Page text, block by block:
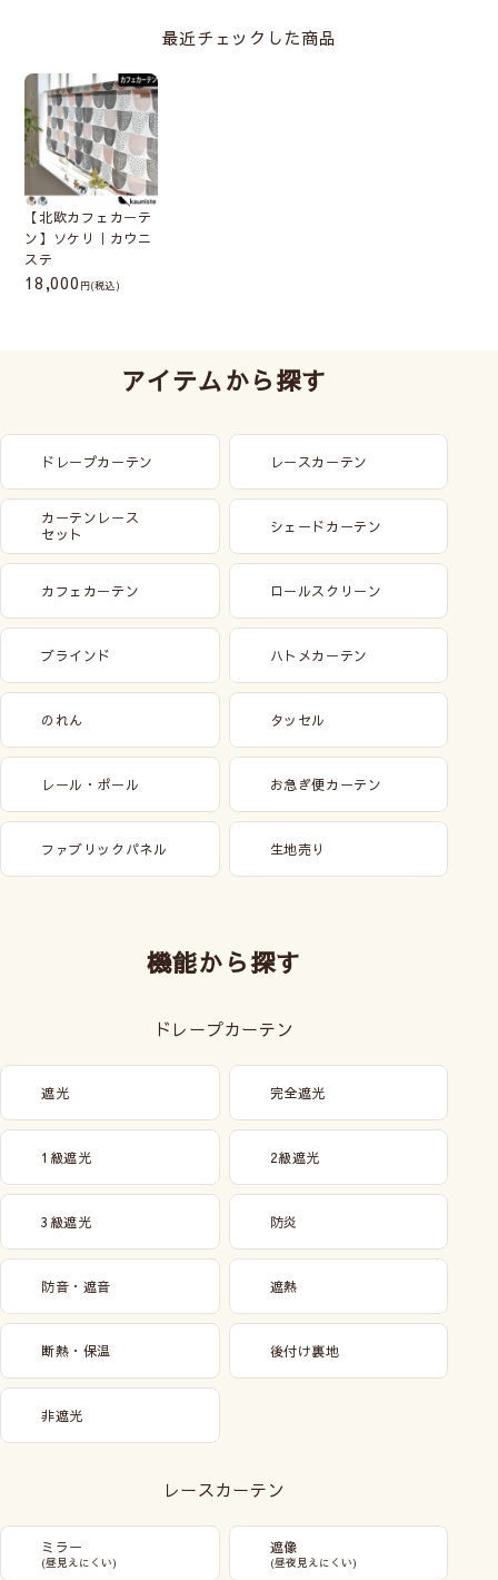
最近チェックした商品
【北欧カフェカーテ
ン】ソケリ｜カウニ
ステ
18,000 (税込)
アイテムから探す
ドレープカーテン レースカーテン
カーテンレース
セット
シェードカーテン
カフェカーテン ロールスクリーン
ブラインド ハトメカーテン
のれん タッセル
レール・ポール お急ぎ便カーテン
ファブリックパネル 生地売り
機能から探す
ドレープカーテン
遮光 完全遮光
1級遮光 2級遮光
3級遮光 防炎
防音・遮音 遮熱
断熱・保温 後付け裏地
非遮光
レースカーテン
ミラー
(昼見えにくい)
遮像
(昼夜見えにくい)